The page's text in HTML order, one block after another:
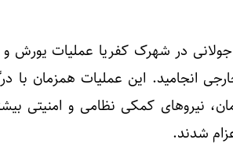
در شهرک کفریا عملیات یورش
انجامید. این عملیات همزمان با
نیروهای کمکی نظامی و امنیتی
شدند.